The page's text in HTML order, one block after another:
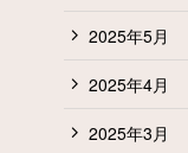
2025年5月
2025年4月
2025年3月